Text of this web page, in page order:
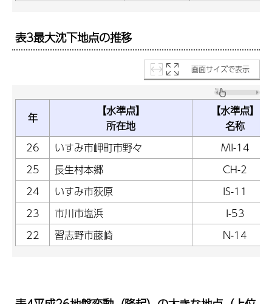
表3最大沈下地点の推移
画面サイズで表示
年
【水準点】
所在地
【水準点】
名称
26
いすみ市岬町市野々
MI-14
25
長生村本郷
CH-2
24
いすみ市荻原
IS-11
23
市川市塩浜
I-53
22
習志野市藤崎 N-14